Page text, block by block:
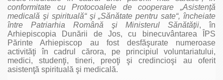
conformitate cu Protocoalele de cooperare „Asistenţă
medicală şi spirituală“ şi „Sănătate pentru sate“, încheiate
între Patriarhia Română şi Ministerul Sănătăţii, în
Arhiepiscopia Dunării de Jos, cu binecuvântarea ÎPS
Părinte Arhiepiscop au fost desfăşurate numeroase
activităţi în cadrul cărora, pe principiul voluntariatului,
medici, studenţi, tineri, preoţi şi credincioşi au oferit
asistenţă spirituală şi medicală.